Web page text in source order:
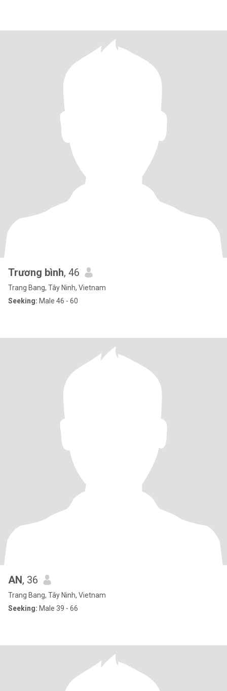
Trương bình, 46
Trang Bang, Tây Ninh, Vietnam
Seeking: Male 46 - 60
AN, 36
Trang Bang, Tây Ninh, Vietnam
Seeking: Male 39 - 66